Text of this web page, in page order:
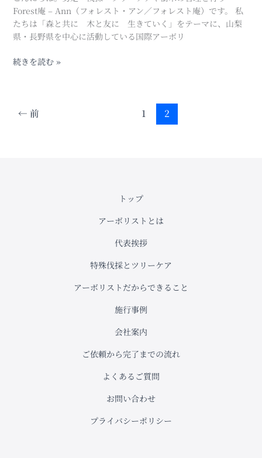
Forest庵 – Ann（フォレスト・アン／フォレスト庵）です。 私
たちは「森と共に 木と友に 生きていく」をテーマに、山梨
県・長野県を中心に活動している国際アーボリ
差
し
込
む
望
伐
続きを読む »
← 前 1 2
トップ
アーボリストとは
代表挨拶
特殊伐採とツリーケア
アーボリストだからできること
施行事例
会社案内
ご依頼から完了までの流れ
よくあるご質問
お問い合わせ
プライバシーポリシー